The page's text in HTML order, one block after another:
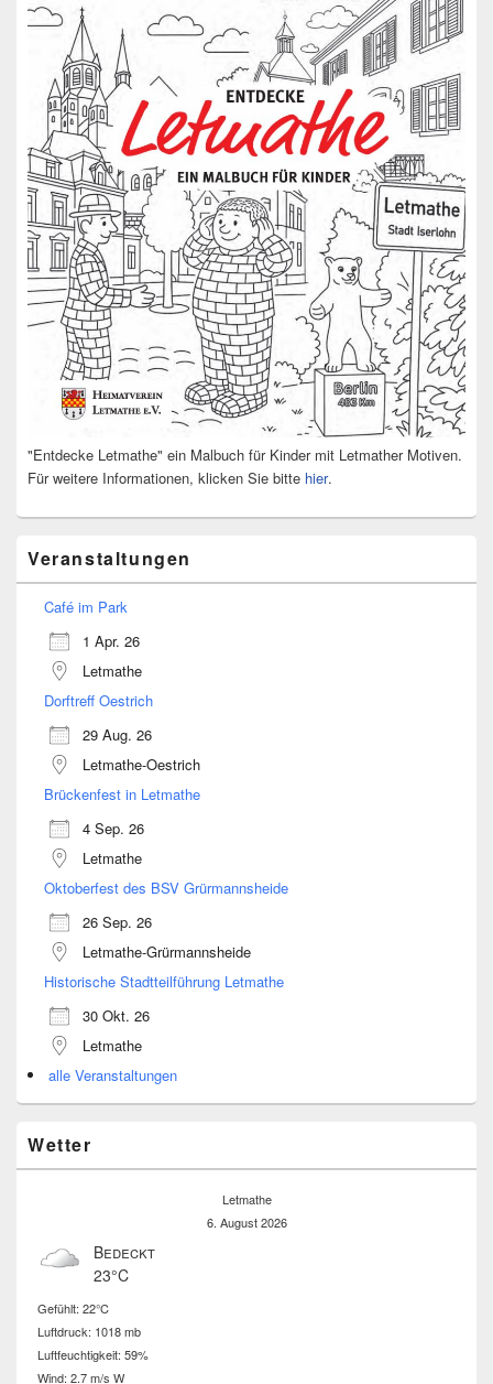
"Entdecke Letmathe" ein Malbuch für Kinder mit Letmather Motiven.
Für weitere Informationen, klicken Sie bitte hier.
Veranstaltungen
Café im Park
1 Apr. 26
Letmathe
Dorftreff Oestrich
29 Aug. 26
Letmathe-Oestrich
Brückenfest in Letmathe
4 Sep. 26
Letmathe
Oktoberfest des BSV Grürmannsheide
26 Sep. 26
Letmathe-Grürmannsheide
Historische Stadtteilführung Letmathe
30 Okt. 26
Letmathe
alle Veranstaltungen
Wetter
Letmathe
6. August 2026
Bedeckt
23°C
Gefühlt: 22°C
Luftdruck: 1018 mb
Luftfeuchtigkeit: 59%
Wind: 2.7 m/s W